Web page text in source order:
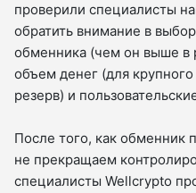
проверили специалисты
обратить внимание в
обменника (чем он выше в
объем денег (для
резерв) и
После того, как обменник
не прекращаем
специалисты Wellcrypto